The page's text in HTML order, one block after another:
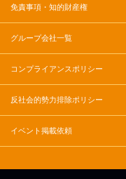
免責事項・知的財産権
グループ会社一覧
コンプライアンスポリシー
反社会的勢力排除ポリシー
イベント掲載依頼